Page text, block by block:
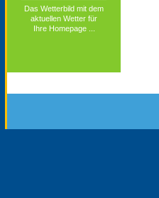
Das Wetterbild mit dem
aktuellen Wetter für
Ihre Homepage ...